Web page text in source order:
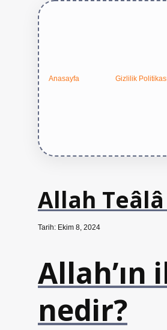
Anasayfa Gizlilik
Allah
Tarih: Ekim 8, 2024
Allah’ın
nedir?